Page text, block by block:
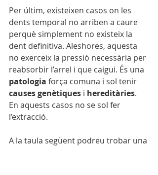
Per últim, existeixen casos on les
dents temporal no arriben a caure
perquè simplement no existeix la
dent definitiva. Aleshores, aquesta
no exerceix la pressió necessària per
reabsorbir l’arrel i que caigui. És una
patologia força comuna i sol tenir
causes genètiques i hereditàries.
En aquests casos no se sol fer
l’extracció.
A la taula següent podreu trobar una